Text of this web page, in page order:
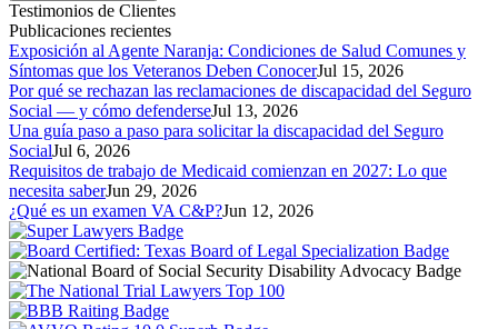
Testimonios de Clientes
Publicaciones recientes
Exposición al Agente Naranja: Condiciones de Salud Comunes y
Síntomas que los Veteranos Deben ConocerJul 15, 2026
Por qué se rechazan las reclamaciones de discapacidad del Seguro
Social — y cómo defenderseJul 13, 2026
Una guía paso a paso para solicitar la discapacidad del Seguro
SocialJul 6, 2026
Requisitos de trabajo de Medicaid comienzan en 2027: Lo que
necesita saberJun 29, 2026
¿Qué es un examen VA C&P?Jun 12, 2026